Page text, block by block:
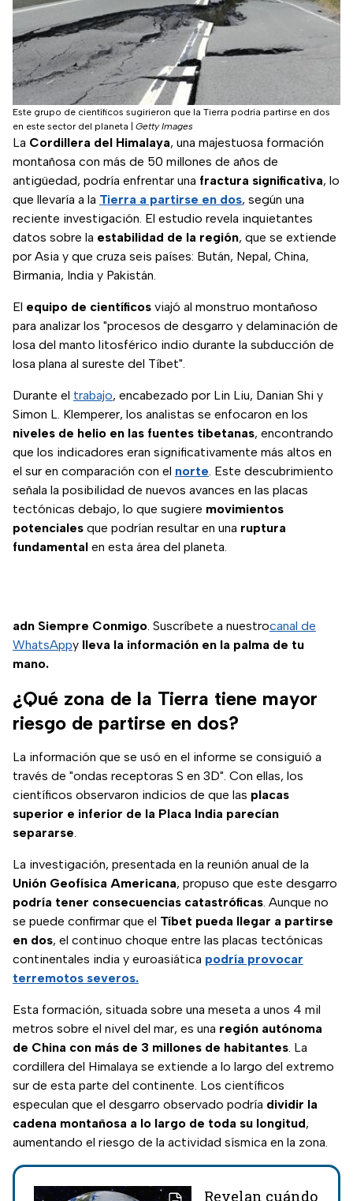
Este grupo de científicos sugirieron que la Tierra podría partirse en dos
en este sector del planeta
Getty Images
La Cordillera del Himalaya, una majestuosa formación
montañosa con más de 50 millones de años de
antigüedad, podría enfrentar una fractura significativa, lo
que llevaría a la Tierra a partirse en dos, según una
reciente investigación. El estudio revela inquietantes
datos sobre la estabilidad de la región, que se extiende
por Asia y que cruza seis países: Bután, Nepal, China,
Birmania, India y Pakistán.
El equipo de científicos viajó al monstruo montañoso
para analizar los "procesos de desgarro y delaminación de
losa del manto litosférico indio durante la subducción de
losa plana al sureste del Tíbet".
Durante el trabajo, encabezado por Lin Liu, Danian Shi y
Simon L. Klemperer, los analistas se enfocaron en los
niveles de helio en las fuentes tibetanas, encontrando
que los indicadores eran significativamente más altos en
el sur en comparación con el norte. Este descubrimiento
señala la posibilidad de nuevos avances en las placas
tectónicas debajo, lo que sugiere movimientos
potenciales que podrían resultar en una ruptura
fundamental en esta área del planeta.
adn Siempre Conmigo. Suscríbete a nuestrocanal de
WhatsAppy lleva la información en la palma de tu
mano.
¿Qué zona de la Tierra tiene mayor
riesgo de partirse en dos?
La información que se usó en el informe se consiguió a
través de "ondas receptoras S en 3D". Con ellas, los
científicos observaron indicios de que las placas
superior e inferior de la Placa India parecían
separarse.
La investigación, presentada en la reunión anual de la
Unión Geofísica Americana, propuso que este desgarro
podría tener consecuencias catastróficas. Aunque no
se puede confirmar que el Tíbet pueda llegar a partirse
en dos, el continuo choque entre las placas tectónicas
continentales india y euroasiática podría provocar
terremotos severos.
Esta formación, situada sobre una meseta a unos 4 mil
metros sobre el nivel del mar, es una región autónoma
de China con más de 3 millones de habitantes. La
cordillera del Himalaya se extiende a lo largo del extremo
sur de esta parte del continente. Los científicos
especulan que el desgarro observado podría dividir la
cadena montañosa a lo largo de toda su longitud,
aumentando el riesgo de la actividad sísmica en la zona.
Revelan cuándo